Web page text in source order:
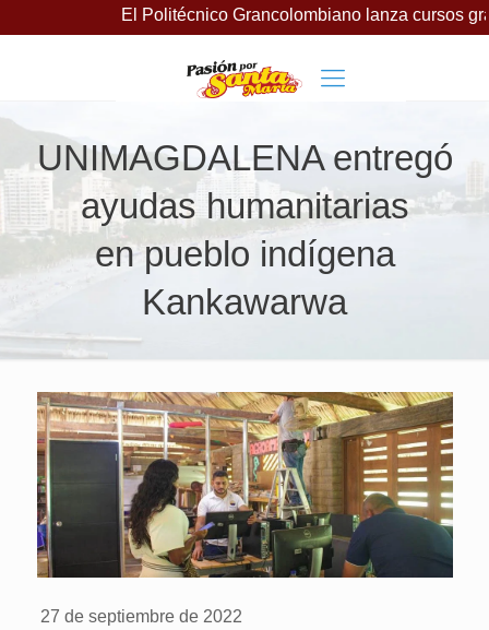
El Politécnico Grancolombiano lanza cursos gratuitos
UNIMAGDALENA entregó
ayudas humanitarias
en pueblo indígena
Kankawarwa
27 de septiembre de 2022